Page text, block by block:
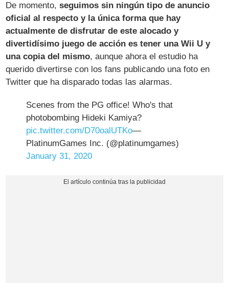
De momento,seguimos sin ningún tipo de anuncio
oficial al respecto y la única forma que hay
actualmente de disfrutar de este alocado y
divertidísimo juego de acción es tener una Wii U y
una copia del mismo, aunque ahora el estudio ha
querido divertirse con los fans publicando una foto en
Twitter que ha disparado todas las alarmas.
Scenes from the PG office! Who's that
photobombing Hideki Kamiya?
pic.twitter.com/D70oalUTKo—
PlatinumGames Inc. (@platinumgames)
January 31, 2020